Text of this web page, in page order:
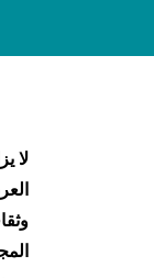
لا